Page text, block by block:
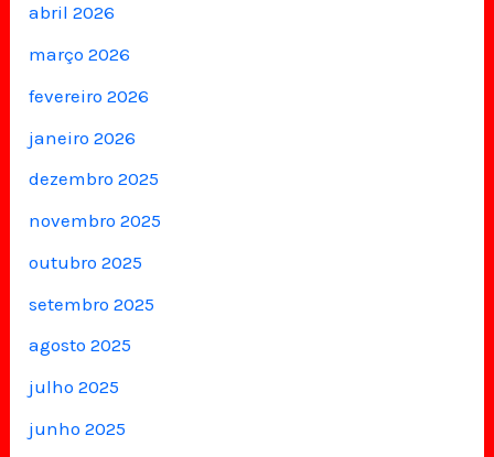
abril 2026
março 2026
fevereiro 2026
janeiro 2026
dezembro 2025
novembro 2025
outubro 2025
setembro 2025
agosto 2025
julho 2025
junho 2025